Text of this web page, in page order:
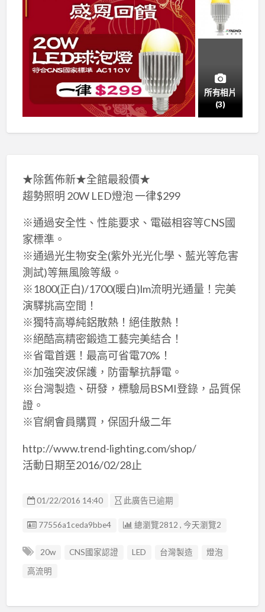
所有相片
(3)
★除舊佈新★全館最殺價★
趨勢照明 20W LED燈泡 一律$299
※通過安全性、性能要求、電磁相容等CNS國
家標準。
※通過光生物安全(紫外光光化學、藍光等危害
測試)等無風險等級。
※1800(正白)/1700(暖白)lm流明光通量！完美
演驛挑高空間！
※獨特高導純鋁散熱！絕佳散熱！
※絕酷高精密鍛造工藝完美結合！
※省電首選！最高可省電70%！
※加強突波保護，防雷擊抗靜電。
※台灣製造、研發，標驗局BSMI登錄，品質保
證。
※官網會員購買，保固升級二年
http://www.trend-lighting.com/shop/
活動日期至2016/02/28止
01/22/2016 14:40 此廣告已逾期
廣告编號
77556a1ceda9bbe4 總瀏覽2812 , 今天瀏覽2
20w CNS國家認證 LED 台灣製造
燈泡
高流明